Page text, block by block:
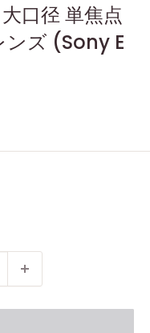
口径 単焦点
ンズ (Sony E